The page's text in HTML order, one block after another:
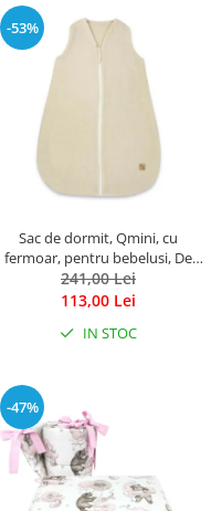
-53%
Sac de dormit, Qmini, cu
fermoar, pentru bebelusi, De
iarna, din muselina dubla, 70 cm,
Material, Warm Beige
241,00 Lei
113,00 Lei
IN STOC
-47%